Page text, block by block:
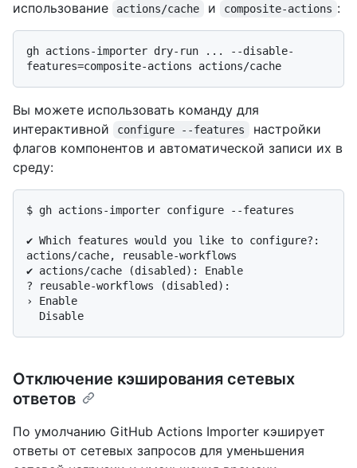
использование actions/cache и composite-actions :
gh actions-importer dry-run ... --disable-
Вы можете использовать команду для
интерактивной
configure --features
настройки
флагов компонентов и автоматической записи их в
среду:
$ gh actions-importer configure --features
✔ Which features would you like to configure?:
actions/cache, reusable-workflows
✔ actions/cache (disabled): Enable
? reusable-workflows (disabled):
› Enable
Отключение кэширования сетевых
ответов
По умолчанию GitHub Actions Importer кэширует
ответы от сетевых запросов для уменьшения